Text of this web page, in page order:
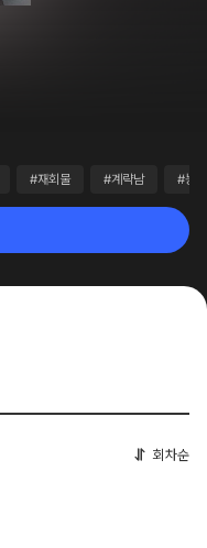
#재회물 #계략남 #능
회차순